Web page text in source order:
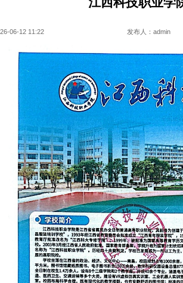
06-12 11:22 发布人：admin